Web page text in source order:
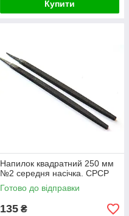
Купити
Напилок квадратний 250 мм
№2 середня насічка. СРСР
Готово до відправки
135 ₴